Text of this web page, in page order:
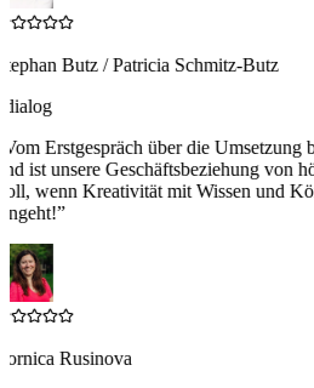
Butz / Patricia Schmitz-Butz
Vom Erstgespräch über die Umsetzung
ist unsere Geschäftsbeziehung von
wenn Kreativität mit Wissen und
”
Rusinova